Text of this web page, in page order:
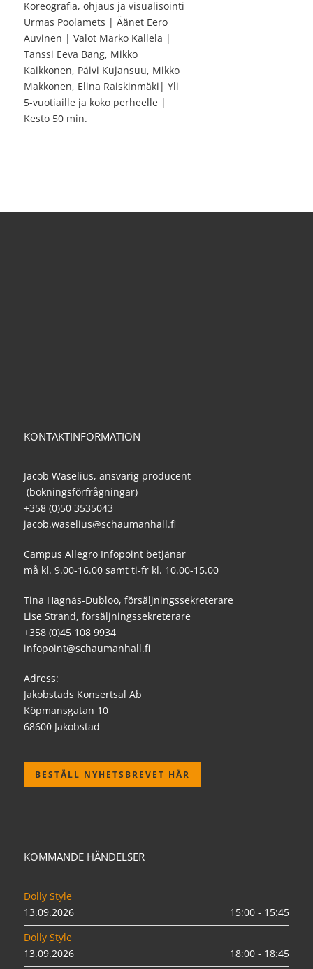
Koreografia, ohjaus ja visualisointi
Urmas Poolamets | Äänet Eero
Auvinen | Valot Marko Kallela |
Tanssi Eeva Bang, Mikko
Kaikkonen, Päivi Kujansuu, Mikko
Makkonen, Elina Raiskinmäki| Yli
5-vuotiaille ja koko perheelle |
Kesto 50 min.
KONTAKTINFORMATION
Jacob Waselius, ansvarig producent
(bokningsförfrågningar)
+358 (0)50 3535043
jacob.waselius@schaumanhall.fi
Campus Allegro Infopoint betjänar
må kl. 9.00-16.00 samt ti-fr kl. 10.00-15.00
Tina Hagnäs-Dubloo, försäljningssekreterare
Lise Strand, försäljningssekreterare
+358 (0)45 108 9934
infopoint@schaumanhall.fi
Adress:
Jakobstads Konsertsal Ab
Köpmansgatan 10
68600 Jakobstad
BESTÄLL NYHETSBREVET HÄR
KOMMANDE HÄNDELSER
Dolly Style
13.09.2026
15:00 - 15:45
Dolly Style
13.09.2026
18:00 - 18:45